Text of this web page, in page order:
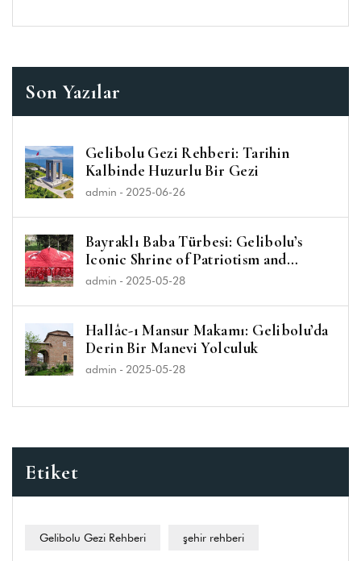
Son Yazılar
Gelibolu Gezi Rehberi: Tarihin
Kalbinde Huzurlu Bir Gezi
admin - 2025-06-26
Bayraklı Baba Türbesi: Gelibolu’s
Iconic Shrine of Patriotism and
Spirituality
admin - 2025-05-28
Hallâc-ı Mansur Makamı: Gelibolu’da
Derin Bir Manevi Yolculuk
admin - 2025-05-28
Etiket
Gelibolu Gezi Rehberi şehir rehberi